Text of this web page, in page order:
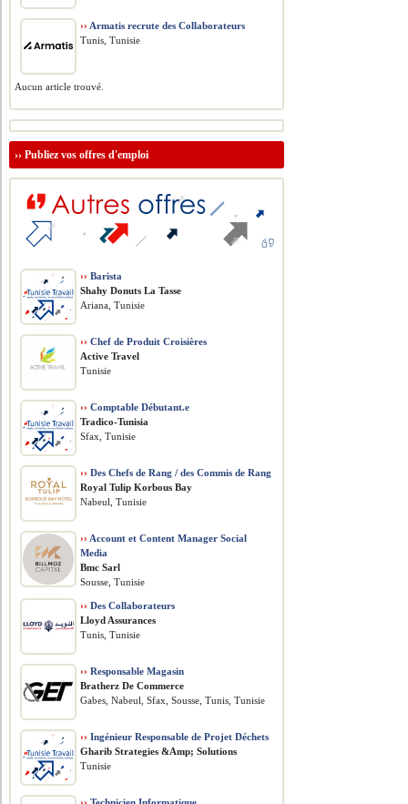
›› Armatis recrute des Collaborateurs
Tunis, Tunisie
Aucun article trouvé.
››Publiez vos offres d'emploi
›› Barista
Shahy Donuts La Tasse
Ariana, Tunisie
›› Chef de Produit Croisières
Active Travel
Tunisie
›› Comptable Débutant.e
Tradico-Tunisia
Sfax, Tunisie
›› Des Chefs de Rang / des Commis de Rang
Royal Tulip Korbous Bay
Nabeul, Tunisie
›› Account et Content Manager Social
Media
Bmc Sarl
Sousse, Tunisie
›› Des Collaborateurs
Lloyd Assurances
Tunis, Tunisie
›› Responsable Magasin
Bratherz De Commerce
Gabes, Nabeul, Sfax, Sousse, Tunis, Tunisie
›› Ingénieur Responsable de Projet Déchets
Gharib Strategies &Amp; Solutions
Tunisie